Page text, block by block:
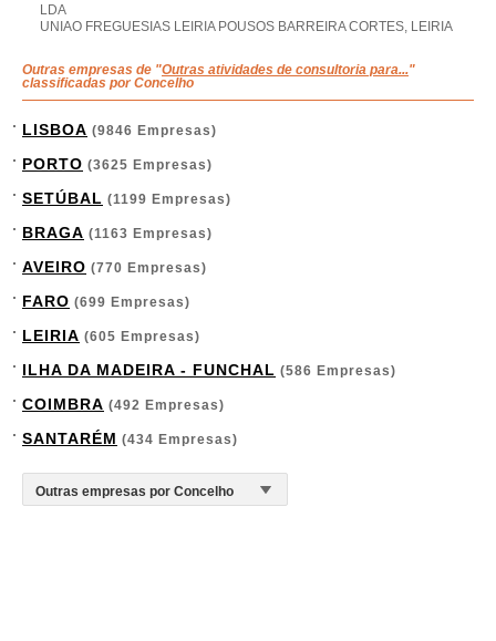
LDA
UNIAO FREGUESIAS LEIRIA POUSOS BARREIRA CORTES, LEIRIA
Outras empresas de "Outras atividades de consultoria para..."
classificadas por Concelho
LISBOA (9846 Empresas)
PORTO (3625 Empresas)
SETÚBAL (1199 Empresas)
BRAGA (1163 Empresas)
AVEIRO (770 Empresas)
FARO (699 Empresas)
LEIRIA (605 Empresas)
ILHA DA MADEIRA - FUNCHAL (586 Empresas)
COIMBRA (492 Empresas)
SANTARÉM (434 Empresas)